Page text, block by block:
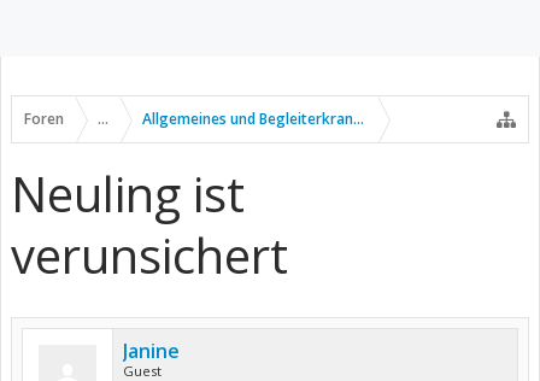
Foren ... Allgemeines und Begleiterkrankungen
Neuling ist
verunsichert
Janine
Guest